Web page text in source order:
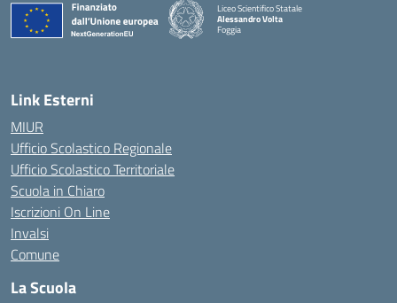
Liceo Scientifico Statale
Alessandro Volta
Foggia
— Visita la pagina iniziale della scuola
Link Esterni
MIUR
Ufficio Scolastico Regionale
Ufficio Scolastico Territoriale
Scuola in Chiaro
Iscrizioni On Line
Invalsi
Comune
La Scuola